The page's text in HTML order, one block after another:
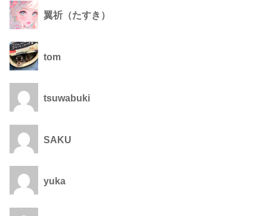
翼祈（たすき）
tom
tsuwabuki
SAKU
yuka